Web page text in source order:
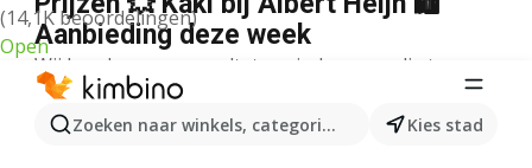
(14,1K beoordelingen)
Open
Zoeken naar winkels, categorieën, producten...
Kies stad
Aanbieding deze week
Wij konden geen resultaten vinden voor die term.
Andere producten in winkels Albert
Heijn